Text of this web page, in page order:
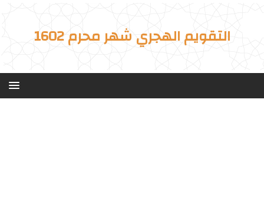
التقويم الهجري شهر محرم 1602